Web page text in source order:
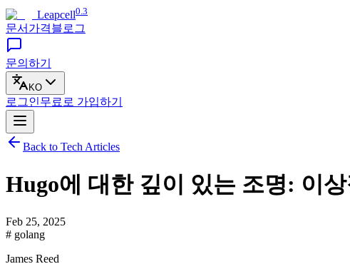
Leapcell0.3
문서 가격블로그
문의하기
KO
로그인무료로 가입하기
Back to Tech Articles
Hugo에 대한 깊이 있는 조명: 이
Feb 25, 2025
# golang
James Reed